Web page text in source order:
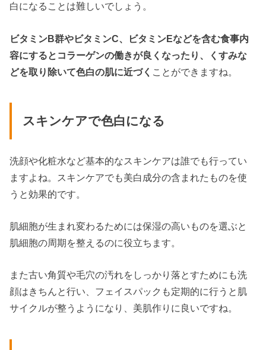
白になることは難しいでしょう。
ビタミンB群やビタミンC、ビタミンEなどを含む食事内
容にするとコラーゲンの働きが良くなったり、くすみな
どを取り除いて色白の肌に近づく ことができますね。
スキンケアで色白になる
洗顔や化粧水など基本的なスキンケアは誰でも行ってい
ますよね。スキンケアでも美白成分の含まれたものを使
うと効果的です。
肌細胞が生まれ変わるためには保湿の高いものを選ぶと
肌細胞の周期を整えるのに役立ちます。
また古い角質や毛穴の汚れをしっかり落とすためにも洗
顔はきちんと行い、フェイスパックも定期的に行うと肌
サイクルが整うようになり、美肌作りに良いですね。